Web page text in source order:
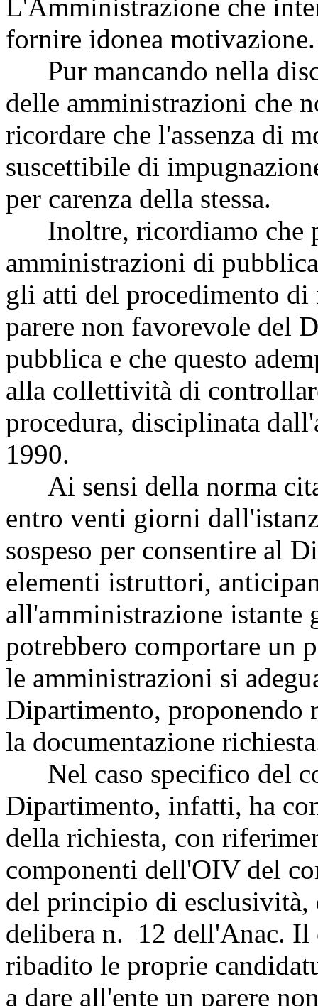
L'Amministrazione che
fornire idonea motivazione.
Pur mancando nella
delle amministrazioni che
ricordare che l'assenza di
suscettibile di
per carenza della stessa.
Inoltre, ricordiamo che
amministrazioni di
gli atti del procedimento di
parere non favorevole del
pubblica e che questo
alla collettività di
procedura, disciplinata
1990.
Ai sensi della norma
entro venti giorni
sospeso per consentire al
elementi istruttori,
all'amministrazione
potrebbero comportare un
le amministrazioni si
Dipartimento, proponendo
la documentazione
Nel caso specifico del
Dipartimento, infatti, ha
della richiesta, con
componenti dell'OIV del
del principio di
delibera n. 12 dell'Anac. Il
ribadito le proprie
a dare all'ente un parere